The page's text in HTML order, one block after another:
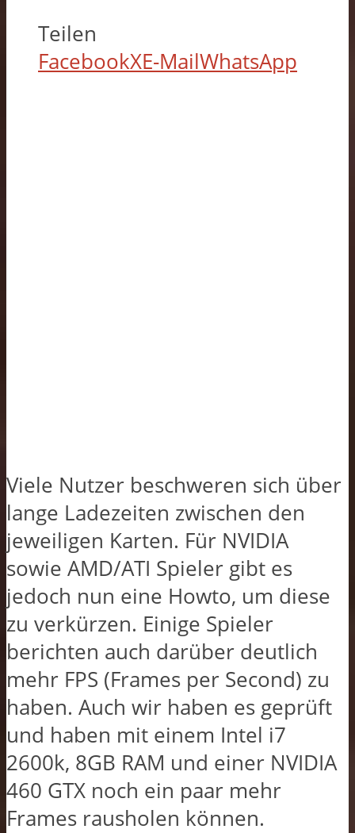
Teilen
FacebookXE-MailWhatsApp
Viele Nutzer beschweren sich über
lange Ladezeiten zwischen den
jeweiligen Karten. Für NVIDIA
sowie AMD/ATI Spieler gibt es
jedoch nun eine Howto, um diese
zu verkürzen. Einige Spieler
berichten auch darüber deutlich
mehr FPS (Frames per Second) zu
haben. Auch wir haben es geprüft
und haben mit einem Intel i7
2600k, 8GB RAM und einer NVIDIA
460 GTX noch ein paar mehr
Frames rausholen können.